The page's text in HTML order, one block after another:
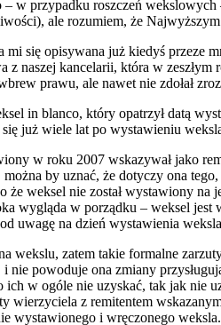
w przypadku roszczeń
ale rozumiem, że
się opisywana już kiedyś przeze
z naszej kancelarii, która w
prawu, ale nawet nie zdołał
in blanco, który opatrzył datą
się już wiele lat po wystawieniu
w roku 2007 wskazywał jako
by uznać, że dotyczy ona
że weksel nie został wystawiony
wygląda w porządku – weksel
uwagę na dzień wystawienia
wekslu, zatem takie formalne
powoduje ona zmiany
w ogóle nie uzyskać, tak jak nie
wierzyciela z remitentem
wystawionego i wręczonego weksla.